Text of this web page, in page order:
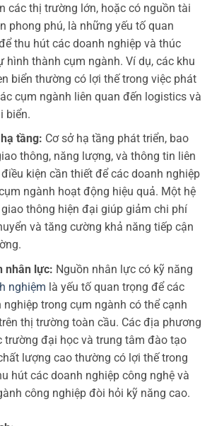
các thị trường lớn, hoặc có nguồn tài
phong phú, là những yếu tố quan
thu hút các doanh nghiệp và thúc
hình thành cụm ngành. Ví dụ, các khu
biển thường có lợi thế trong việc phát
cụm ngành liên quan đến logistics và
biển.
tầng: Cơ sở hạ tầng phát triển, bao
thông, năng lượng, và thông tin liên
điều kiện cần thiết để các doanh nghiệp
ngành hoạt động hiệu quả. Một hệ
thông hiện đại giúp giảm chi phí
và tăng cường khả năng tiếp cận
nhân lực: Nguồn nhân lực có kỹ năng
nghiệm là yếu tố quan trọng để các
nghiệp trong cụm ngành có thể cạnh
thị trường toàn cầu. Các địa phương
trường đại học và trung tâm đào tạo
lượng cao thường có lợi thế trong
hút các doanh nghiệp công nghệ và
công nghiệp đòi hỏi kỹ năng cao.